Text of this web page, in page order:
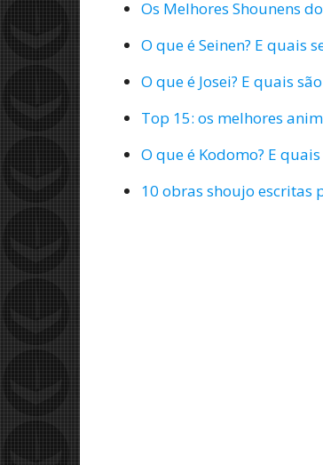
Os Melhores Shounens
O que é Seinen? E quais
O que é Josei? E quais
Top 15: os melhores
O que é Kodomo? E
10 obras shoujo escritas